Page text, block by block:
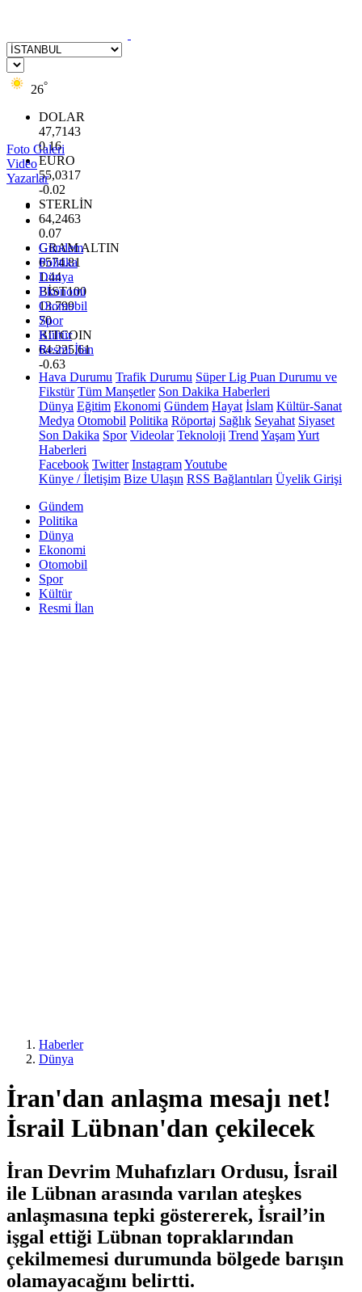
26°
DOLAR
47,7143
0.16
EURO
55,0317
-0.02
STERLİN
64,2463
0.07
GRAM ALTIN
6574.81
1.44
BİST100
13.799
70
BITCOIN
64.225,61
-0.63
Foto Galeri
Video
Yazarlar
Gündem
Politika
Dünya
Ekonomi
Otomobil
Spor
Kültür
Resmi İlan
Hava Durumu Trafik Durumu Süper Lig Puan Durumu ve
Fikstür Tüm Manşetler Son Dakika Haberleri
Dünya Eğitim Ekonomi Gündem Hayat İslam Kültür-Sanat
Medya Otomobil Politika Röportaj Sağlık Seyahat Siyaset
Son Dakika Spor Videolar Teknoloji Trend YaşamYurt
Haberleri
Facebook Twitter InstagramYoutube
Künye / İletişim Bize Ulaşın RSS Bağlantıları Üyelik Girişi
Gündem
Politika
Dünya
Ekonomi
Otomobil
Spor
Kültür
Resmi İlan
Haberler
Dünya
İran'dan anlaşma mesajı net!
İsrail Lübnan'dan çekilecek
İran Devrim Muhafızları Ordusu, İsrail
ile Lübnan arasında varılan ateşkes
anlaşmasına tepki göstererek, İsrail’in
işgal ettiği Lübnan topraklarından
çekilmemesi durumunda bölgede barışın
olamayacağını belirtti.